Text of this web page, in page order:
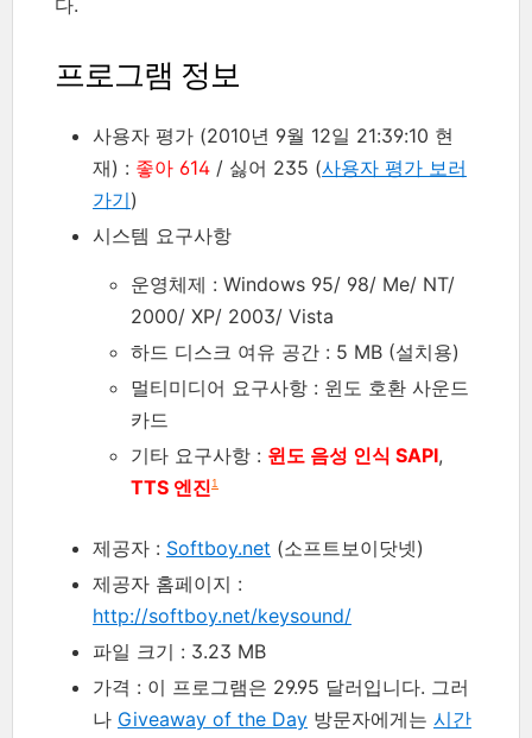
다.
프로그램 정보
사용자 평가 (2010년 9월 12일 21:39:10 현
재) : 좋아 614 / 싫어 235 (사용자 평가 보러
가기)
시스템 요구사항
운영체제 : Windows 95/ 98/ Me/ NT/
2000/ XP/ 2003/ Vista
하드 디스크 여유 공간 : 5 MB (설치용)
멀티미디어 요구사항 : 윈도 호환 사운드
카드
기타 요구사항 : 윈도 음성 인식 SAPI,
TTS 엔진1
제공자 : Softboy.net (소프트보이닷넷)
제공자 홈페이지 :
http://softboy.net/keysound/
파일 크기 : 3.23 MB
가격 : 이 프로그램은 29.95 달러입니다. 그러
나 Giveaway of the Day 방문자에게는 시간